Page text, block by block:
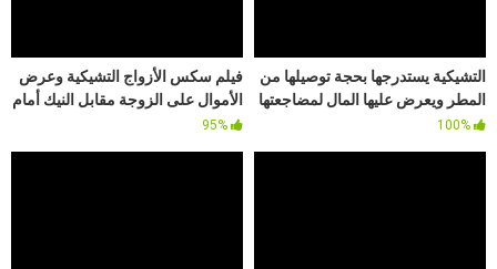
فيلم سكس الأزواج التشيكية وعرض
الأموال على الزوجة مقابل النيك أمام
زوجها الديوث
التشيكية يستدرجها بحجة توصيلها من
المطر ويعرض عليها المال لمضاجعتها
في الطبيعة